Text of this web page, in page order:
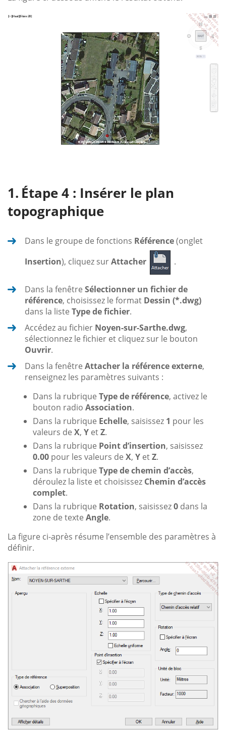
Étape 4 : Insérer le plan
topographique
Dans le groupe de fonctions Référence(onglet
Insertion), cliquez surAttacher .
Dans la fenêtre Sélectionner un fichier de
référence, choisissez le format Dessin (*.dwg)
dans la liste Type de fichier.
Accédez au fichier Noyen-sur-Sarthe.dwg,
sélectionnez le fichier et cliquez sur le bouton
Ouvrir.
Dans la fenêtre Attacher la référence externe,
renseignez les paramètres suivants :
Dans la rubrique Type de référence, activez le
bouton radio Association.
Dans la rubrique Echelle, saisissez 1 pour les
valeurs de X, Y etZ.
Dans la rubrique Point d’insertion, saisissez
0.00 pour les valeurs de X, Y etZ.
Dans la rubrique Type de chemin d’accès,
déroulez la liste et choisissez Chemin d’accès
complet.
Dans la rubrique Rotation, saisissez0 dans la
zone de texte Angle.
La figure ci-après résume l’ensemble des paramètres à
définir.